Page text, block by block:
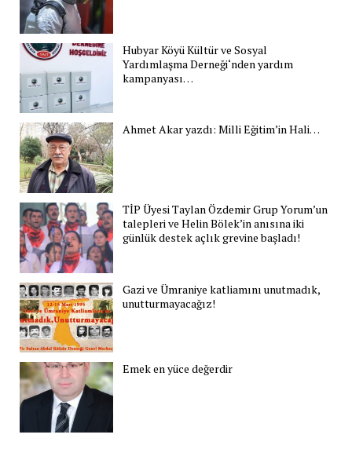
Hubyar Köyü Kültür ve Sosyal
Yardımlaşma Derneği‘nden yardım
kampanyası…
Ahmet Akar yazdı: Milli Eğitim’in Hali…
TİP Üyesi Taylan Özdemir Grup Yorum’un
talepleri ve Helin Bölek’in anısına iki
günlük destek açlık grevine başladı!
Gazi ve Ümraniye katliamını unutmadık,
unutturmayacağız!
Emek en yüce değerdir